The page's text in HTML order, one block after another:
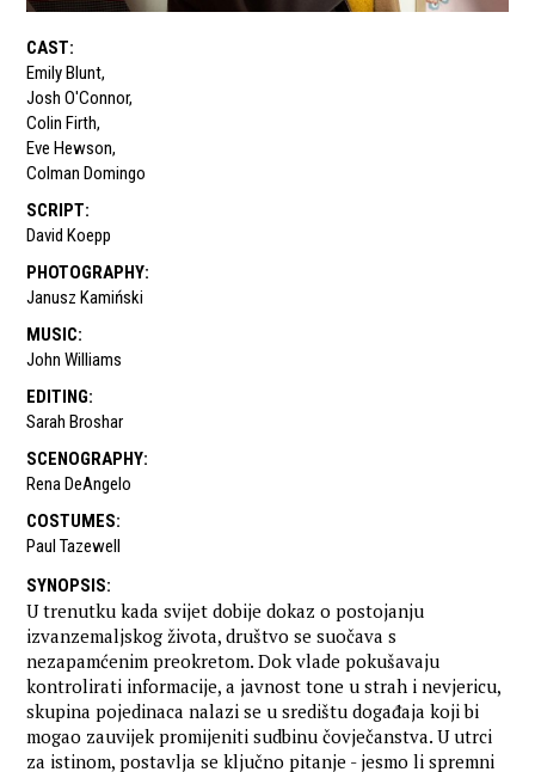
CAST:
Emily Blunt,
Josh O'Connor,
Colin Firth,
Eve Hewson,
Colman Domingo
SCRIPT:
David Koepp
PHOTOGRAPHY:
Janusz Kamiński
MUSIC:
John Williams
EDITING:
Sarah Broshar
SCENOGRAPHY:
Rena DeAngelo
COSTUMES:
Paul Tazewell
SYNOPSIS:
U trenutku kada svijet dobije dokaz o postojanju
izvanzemaljskog života, društvo se suočava s
nezapamćenim preokretom. Dok vlade pokušavaju
kontrolirati informacije, a javnost tone u strah i nevjericu,
skupina pojedinaca nalazi se u središtu događaja koji bi
mogao zauvijek promijeniti sudbinu čovječanstva. U utrci
za istinom, postavlja se ključno pitanje - jesmo li spremni